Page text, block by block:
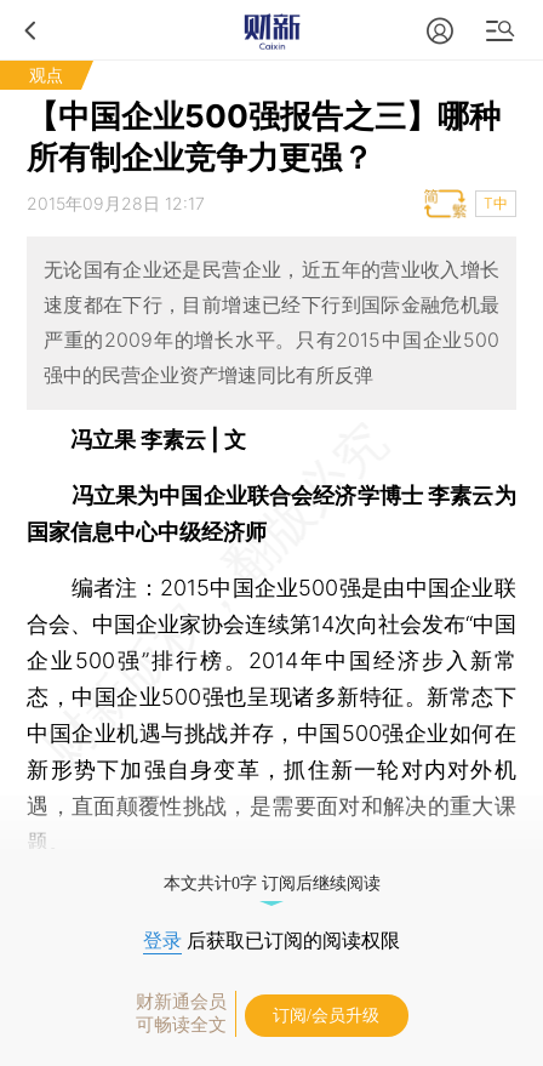
观点
【中国企业500强报告之三】哪种
所有制企业竞争力更强？
2015年09月28日 12:17 T中
无论国有企业还是民营企业，近五年的营业收入增长
速度都在下行，目前增速已经下行到国际金融危机最
严重的2009年的增长水平。只有2015中国企业500
强中的民营企业资产增速同比有所反弹
冯立果 李素云 | 文
冯立果为中国企业联合会经济学博士 李素云为
国家信息中心中级经济师
编者注：2015中国企业500强是由中国企业联
合会、中国企业家协会连续第14次向社会发布“中国
企业500强”排行榜。2014年中国经济步入新常
态，中国企业500强也呈现诸多新特征。新常态下
中国企业机遇与挑战并存，中国500强企业如何在
新形势下加强自身变革，抓住新一轮对内对外机
遇，直面颠覆性挑战，是需要面对和解决的重大课
题。
本文共计0字 订阅后继续阅读
登录 后获取已订阅的阅读权限
财新通会员
可畅读全文
订阅/会员升级